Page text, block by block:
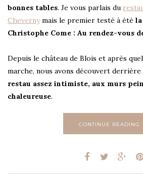
bonnes tables. Je vous parlais du r
Chevernymais le premier testé à été
Christophe Come : Au rendez-vous
Depuis le château de Blois et après
marche, nous avons découvert derrière
restau assez intimiste, aux murs
chaleureuse.
CONTINUE READING